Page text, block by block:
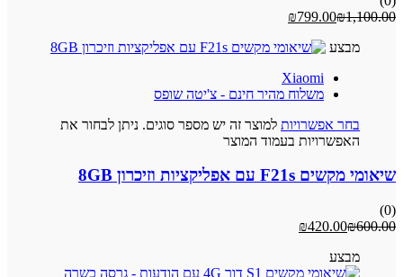
₪1,100.00
₪799.00
מבצע
Xiaomi
משלוח מהיר חינם - צ'יטה שופס
בחר אפשרויות למוצר זה יש מספר סוגים. ניתן לבחור את
האפשרויות בעמוד המוצר
שיאומי מקשים F21s עם אפליקציות וזיכרון 8GB
(0)
₪600.00
₪420.00
מבצע